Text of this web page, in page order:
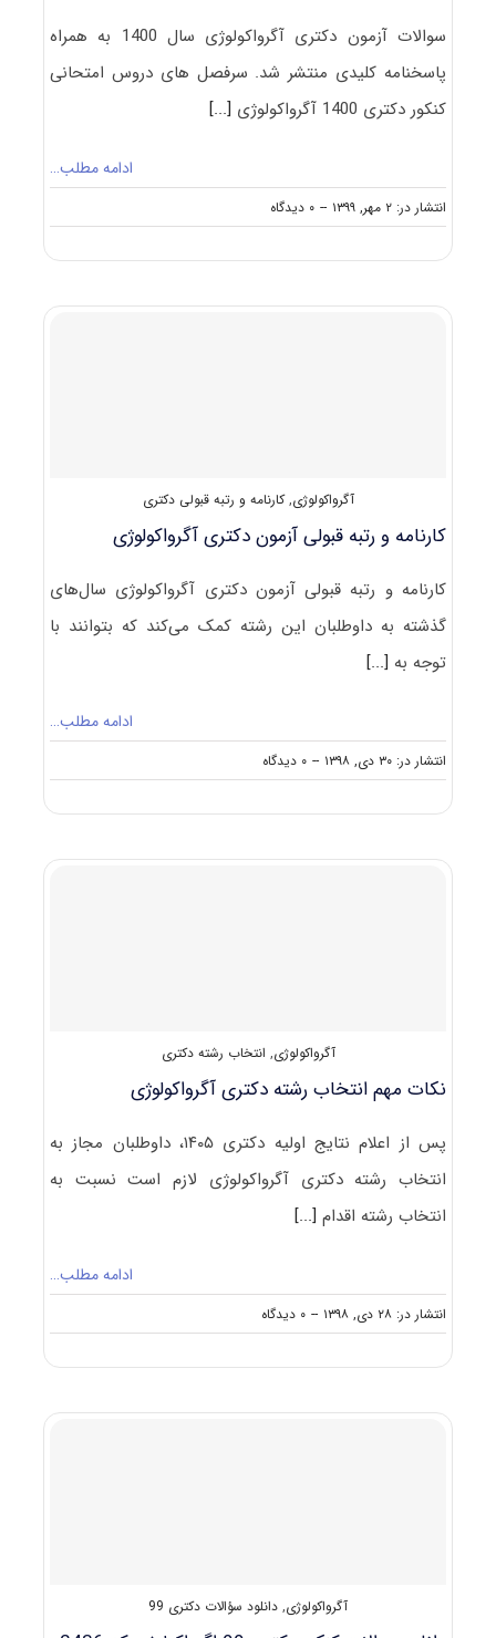
سوالات آزمون دکتری آگرواکولوژی سال 1400 به همراه
پاسخنامه کلیدی منتشر شد. سرفصل های دروس امتحانی
کنکور دکتری 1400 آگرواکولوژی
[...]
ادامه مطلب…
انتشار در: ۲ مهر, ۱۳۹۹ -- ۰ دیدگاه
on
دانلود
۱۴۰۰
آگرواکولوژی,کارنامه و رتبه قبولی دکتری
کارنامه و رتبه قبولی آزمون دکتری آگرواکولوژی
کارنامه و رتبه قبولی آزمون دکتری آگرواکولوژی سال‌های
گذشته به داوطلبان این رشته کمک می‌کند که بتوانند با
توجه به [...]
ادامه مطلب…
انتشار در: ۳۰ دی, ۱۳۹۸ -- ۰ دیدگاه
on
کارنامه
آزمون
آگرواکولوژی, انتخاب رشته دکتری
نکات مهم انتخاب رشته دکتری آگرواکولوژی
پس از اعلام نتایج اولیه دکتری ۱۴۰۵، داوطلبان مجاز به
انتخاب رشته دکتری آگرواکولوژی لازم است نسبت به
انتخاب رشته اقدام[...]
ادامه مطلب…
انتشار در: ۲۸ دی, ۱۳۹۸ -- ۰ دیدگاه
on
نکات
دکتری
آگرواکولوژی, دانلود سؤالات دکتری 99